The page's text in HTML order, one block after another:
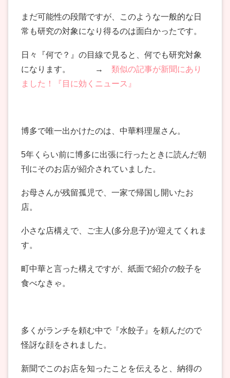
まだ可能性の段階ですが、このような一般的な日
常も研究の対象になり得るのは面白かったです。
日々『何で？』の目線で見ると、何でも研究対象
になります。 → 類似の記事が新聞にあり
ました！『目に効くニュース』
博多で唯一出かけたのは、中華料理屋さん。
5年くらい前に博多に出張に行ったときに読んだ朝
刊にそのお店が紹介されていました。
お母さんが残留孤児で、一家で帰国し開いたお
店。
小さな店構えで、ご主人(多分息子)が迎えてくれま
す。
町中華と言った構えですが、紙面で紹介の餃子を
食べなきゃ。
多くがランチを頼む中で『水餃子』を頼んだので
怪訝な顔をされました。
新聞でこのお店を知ったことを伝えると、納得の